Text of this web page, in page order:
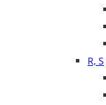
R, S